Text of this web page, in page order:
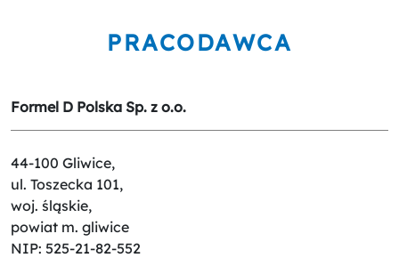
PRACODAWCA
Formel D Polska Sp. z o.o.
44-100 Gliwice,
ul. Toszecka 101,
woj. śląskie,
powiat m. gliwice
NIP: 525-21-82-552